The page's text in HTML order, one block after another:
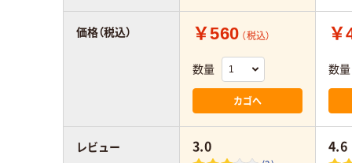
￥560 （税込）
数量
カゴへ
￥
数量
3.0 4.6
価格（税込）
レビュー